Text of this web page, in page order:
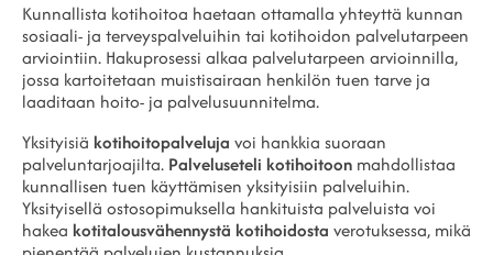
Kunnallista kotihoitoa haetaan ottamalla yhteyttä kunnan
sosiaali- ja terveyspalveluihin tai kotihoidon palvelutarpeen
arviointiin. Hakuprosessi alkaa palvelutarpeen arvioinnilla,
jossa kartoitetaan muistisairaan henkilön tuen tarve ja
laaditaan hoito- ja palvelusuunnitelma.
Yksityisiä kotihoitopalveluja voi hankkia suoraan
palveluntarjoajilta. Palveluseteli kotihoitoon mahdollistaa
kunnallisen tuen käyttämisen yksityisiin palveluihin.
Yksityisellä ostosopimuksella hankituista palveluista voi
hakea kotitalousvähennystä kotihoidosta verotuksessa, mikä